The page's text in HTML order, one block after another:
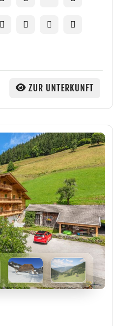
ZUR UNTERKUNFT